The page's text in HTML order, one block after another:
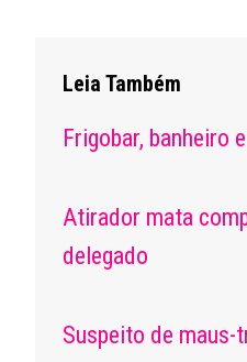
Leia Também
Frigobar, banheiro
Atirador mata
delegado
Suspeito de